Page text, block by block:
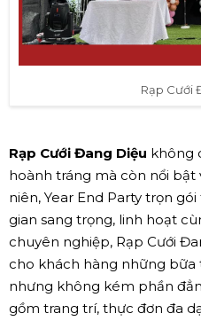
Rạp Cưới
Rạp Cưới Đang Diệu không
hoành tráng mà còn nổi
niên, Year End Party trọn
gian sang trọng, linh hoạt
chuyên nghiệp, Rạp Cưới
cho khách hàng những bữa
nhưng không kém phần
gồm trang trí, thực đơn đa